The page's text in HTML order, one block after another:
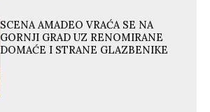
SCENA AMADEO VRAĆA SE NA
GORNJI GRAD UZ RENOMIRANE
DOMAĆE I STRANE GLAZBENIKE